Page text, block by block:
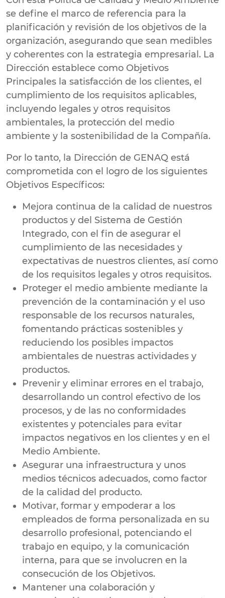
se define el marco de referencia para la
planificación y revisión de los objetivos de la
organización, asegurando que sean medibles
y coherentes con la estrategia empresarial. La
Dirección establece como Objetivos
Principales la satisfacción de los clientes, el
cumplimiento de los requisitos aplicables,
incluyendo legales y otros requisitos
ambientales, la protección del medio
ambiente y la sostenibilidad de la Compañía.
Por lo tanto, la Dirección de GENAQ está
comprometida con el logro de los siguientes
Objetivos Específicos:
Mejora continua de la calidad de nuestros
productos y del Sistema de Gestión
Integrado, con el fin de asegurar el
cumplimiento de las necesidades y
expectativas de nuestros clientes, así como
de los requisitos legales y otros requisitos.
Proteger el medio ambiente mediante la
prevención de la contaminación y el uso
responsable de los recursos naturales,
fomentando prácticas sostenibles y
reduciendo los posibles impactos
ambientales de nuestras actividades y
productos.
Prevenir y eliminar errores en el trabajo,
desarrollando un control efectivo de los
procesos, y de las no conformidades
existentes y potenciales para evitar
impactos negativos en los clientes y en el
Medio Ambiente.
Asegurar una infraestructura y unos
medios técnicos adecuados, como factor
de la calidad del producto.
Motivar, formar y empoderar a los
empleados de forma personalizada en su
desarrollo profesional, potenciando el
trabajo en equipo, y la comunicación
interna, para que se involucren en la
consecución de los Objetivos.
Mantener una colaboración y